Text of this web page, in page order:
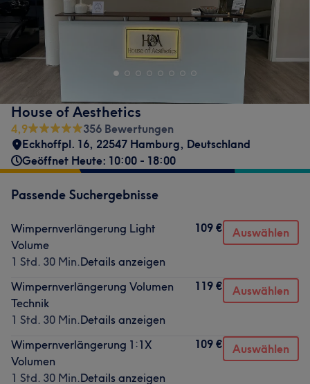
House of Aesthetics
4,9
356 Bewertungen
Eckhoffpl. 16, 22547 Hamburg, Deutschland
Geöffnet Heute: 10:00 - 18:00
Passende Suchergebnisse
Wimpernverlängerung Light
Volume
1 Std. 30 Min.Details anzeigen
109 € Auswählen
Wimpernverlängerung Volumen
Technik
1 Std. 30 Min.Details anzeigen
119 € Auswählen
Wimpernverlängerung 1:1X
Volumen
1 Std. 30 Min.Details anzeigen
109 € Auswählen